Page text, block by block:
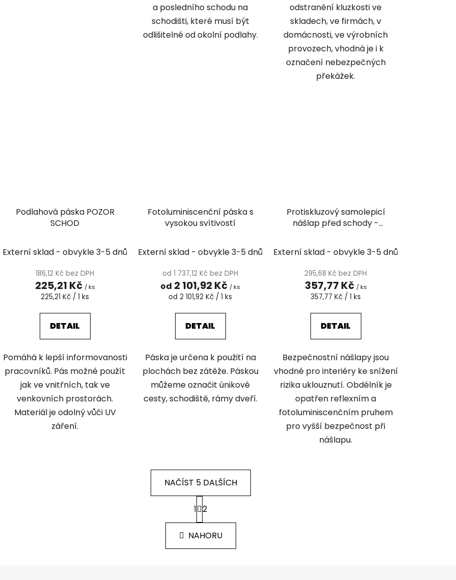
a posledního schodu na
schodišti, které musí být
odlišitelné od okolní podlahy.
odstranění kluzkosti ve
skladech, ve firmách, v
domácnosti, ve výrobních
provozech, vhodná je i k
označení nebezpečných
překážek.
Podlahová páska POZOR
SCHOD
Externí sklad - obvykle 3-5 dnů
186,12 Kč bez DPH
225,21 Kč / ks
Měrná
225,21 Kč / 1 ks
DETAIL
Pomáhá k lepší informovanosti
pracovníků. Pás možné použít
jak ve vnitřních, tak ve
venkovních prostorách.
Materiál je odolný vůči UV
záření.
Fotoluminiscenční páska s
vysokou svítivostí
Externí sklad - obvykle 3-5 dnů
od 1 737,12 Kč bez DPH
od 2 101,92 Kč / ks
Měrná
od 2 101,92 Kč / 1 ks
DETAIL
Páska je určena k použití na
plochách bez zátěže. Páskou
můžeme označit únikové
cesty, schodiště, rámy dveří.
Protiskluzový samolepicí
nášlap před schody -
Externí sklad - obvykle 3-5 dnů
295,68 Kč bez DPH
357,77 Kč / ks
Měrná
357,77 Kč / 1 ks
DETAIL
Bezpečnostní nášlapy jsou
vhodné pro interiéry ke snížení
rizika uklouznutí. Obdélník je
opatřen reflexním a
fotoluminiscenčním pruhem
pro vyšší bezpečnost při
nášlapu.
O
v
l
á
NAČÍST 5 DALŠÍCH
S
t
r
á
n
k
1 2
NAHORU